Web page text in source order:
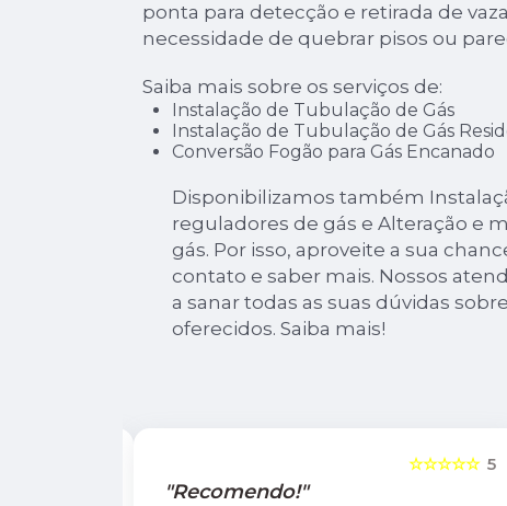
ponta para detecção e retirada de
necessidade de quebrar pisos ou
Saiba mais sobre os serviços de:
Instalação de Tubulação de Gás
Instalação de Tubulação de Gás
Conversão Fogão para Gás Encanado
Disponibilizamos também
reguladores de gás e Alteração e
gás. Por isso, aproveite a sua
contato e saber mais. Nossos
a sanar todas as suas dúvidas
oferecidos. Saiba mais!
5
☆☆☆☆☆
"Recomendo!"